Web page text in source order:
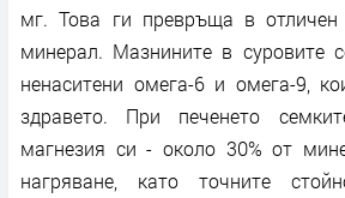
мг. Това ги превръща в отличен
минерал. Мазнините в суровите
ненаситени омега-6 и омега-9,
здравето. При печенето
магнезия си - около 30% от
нагряване, като точните